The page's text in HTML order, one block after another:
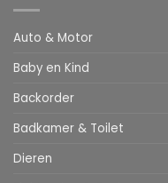
Auto & Motor
Baby en Kind
Backorder
Badkamer & Toilet
Dieren